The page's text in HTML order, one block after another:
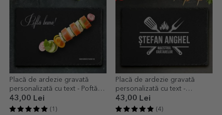
Placă de ardezie gravată
personalizată cu text - Poftă
bună - Restaurant
43,00 Lei
(1)
Placă de ardezie gravată
personalizată cu text -
Maestrul grătarelor
43,00 Lei
(4)